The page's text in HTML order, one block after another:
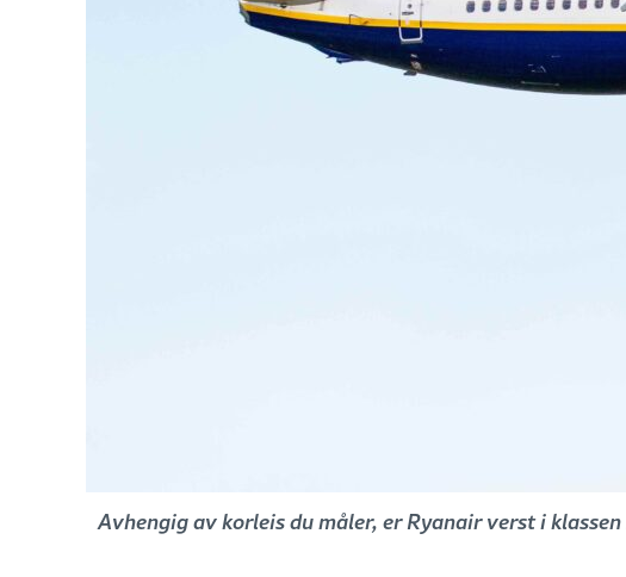
Avhengig av korleis du måler, er Ryanair verst i